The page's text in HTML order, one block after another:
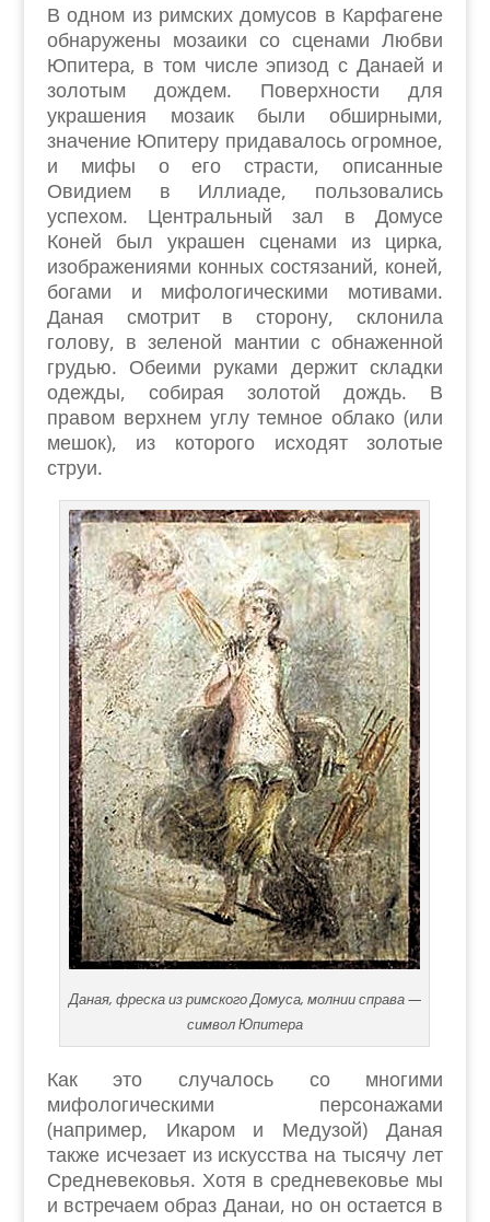
В одном из римских домусов в Карфагене
обнаружены мозаики со сценами Любви
Юпитера, в том числе эпизод с Данаей и
золотым дождем. Поверхности для
украшения мозаик были обширными,
значение Юпитеру придавалось огромное,
и мифы о его страсти, описанные
Овидием в Иллиаде, пользовались
успехом. Центральный зал в Домусе
Коней был украшен сценами из цирка,
изображениями конных состязаний, коней,
богами и мифологическими мотивами.
Даная смотрит в сторону, склонила
голову, в зеленой мантии с обнаженной
грудью. Обеими руками держит складки
одежды, собирая золотой дождь. В
правом верхнем углу темное облако (или
мешок), из которого исходят золотые
струи.
Даная, фреска из римского Домуса, молнии справа —
символ Юпитера
Как это случалось со многими
мифологическими персонажами
(например, Икаром и Медузой) Даная
также исчезает из искусства на тысячу лет
Средневековья. Хотя в средневековье мы
и встречаем образ Данаи, но он остается в